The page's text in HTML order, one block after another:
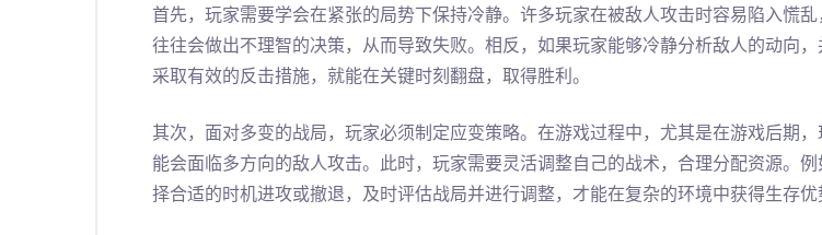
首先，玩家需要学会在紧张的局势下保持冷静。许多玩家在被敌人攻击时容易陷入慌
往往会做出不理智的决策，从而导致失败。相反，如果玩家能够冷静分析敌人的动向
采取有效的反击措施，就能在关键时刻翻盘，取得胜利。
其次，面对多变的战局，玩家必须制定应变策略。在游戏过程中，尤其是在游戏后期
能会面临多方向的敌人攻击。此时，玩家需要灵活调整自己的战术，合理分配资源。
择合适的时机进攻或撤退，及时评估战局并进行调整，才能在复杂的环境中获得生存优